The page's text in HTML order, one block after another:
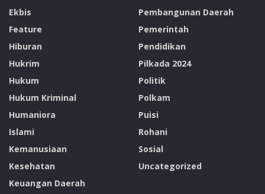
Ekbis
Feature
Hiburan
Hukrim
Hukum
Hukum Kriminal
Humaniora
Islami
Kemanusiaan
Kesehatan
Keuangan Daerah
Pembangunan Daerah
Pemerintah
Pendidikan
Pilkada 2024
Politik
Polkam
Puisi
Rohani
Sosial
Uncategorized